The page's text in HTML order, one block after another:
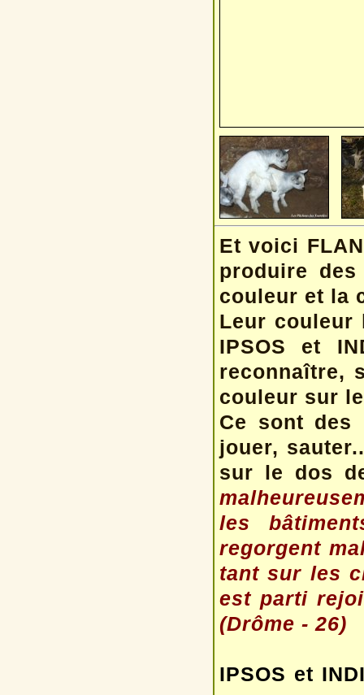
Et voici
produire
couleur et la
Leur couleur
IPSOS et
reconnaître,
couleur sur
Ce sont des
jouer,
sur le dos
les
regorgent
tant sur les
est parti
(Drôme - 26)
IPSOS et